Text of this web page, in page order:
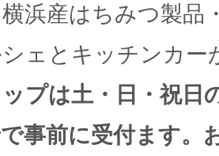
浜産はちみつ製品
ェとキッチンカー
プは土・日・祝
事前に受付ます。